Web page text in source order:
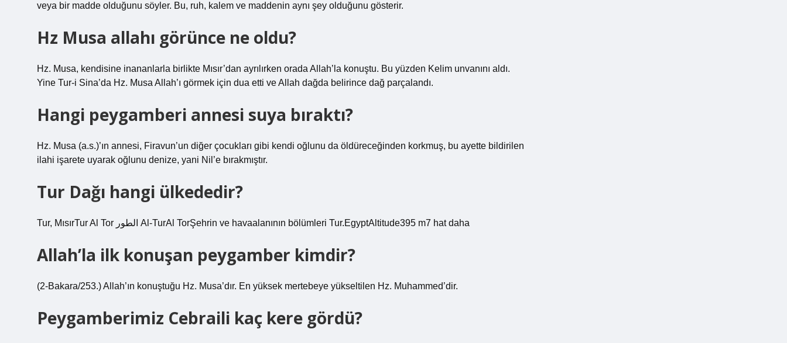
veya bir madde olduğunu söyler. Bu, ruh, kalem ve maddenin aynı şey olduğunu gösterir.
Hz Musa allahı görünce ne oldu?
Hz. Musa, kendisine inananlarla birlikte Mısır’dan ayrılırken orada Allah’la konuştu. Bu yüzden Kelim unvanını aldı.
Yine Tur-i Sina’da Hz. Musa Allah’ı görmek için dua etti ve Allah dağda belirince dağ parçalandı.
Hangi peygamberi annesi suya bıraktı?
Hz. Musa (a.s.)’ın annesi, Firavun’un diğer çocukları gibi kendi oğlunu da öldüreceğinden korkmuş, bu ayette bildirilen
ilahi işarete uyarak oğlunu denize, yani Nil’e bırakmıştır.
Tur Dağı hangi ülkededir?
Tur, MısırTur Al Tor الطور Al-TurAl TorŞehrin ve havaalanının bölümleri Tur.EgyptAltitude395 m7 hat daha
Allah’la ilk konuşan peygamber kimdir?
(2-Bakara/253.) Allah’ın konuştuğu Hz. Musa’dır. En yüksek mertebeye yükseltilen Hz. Muhammed’dir.
Peygamberimiz Cebraili kaç kere gördü?